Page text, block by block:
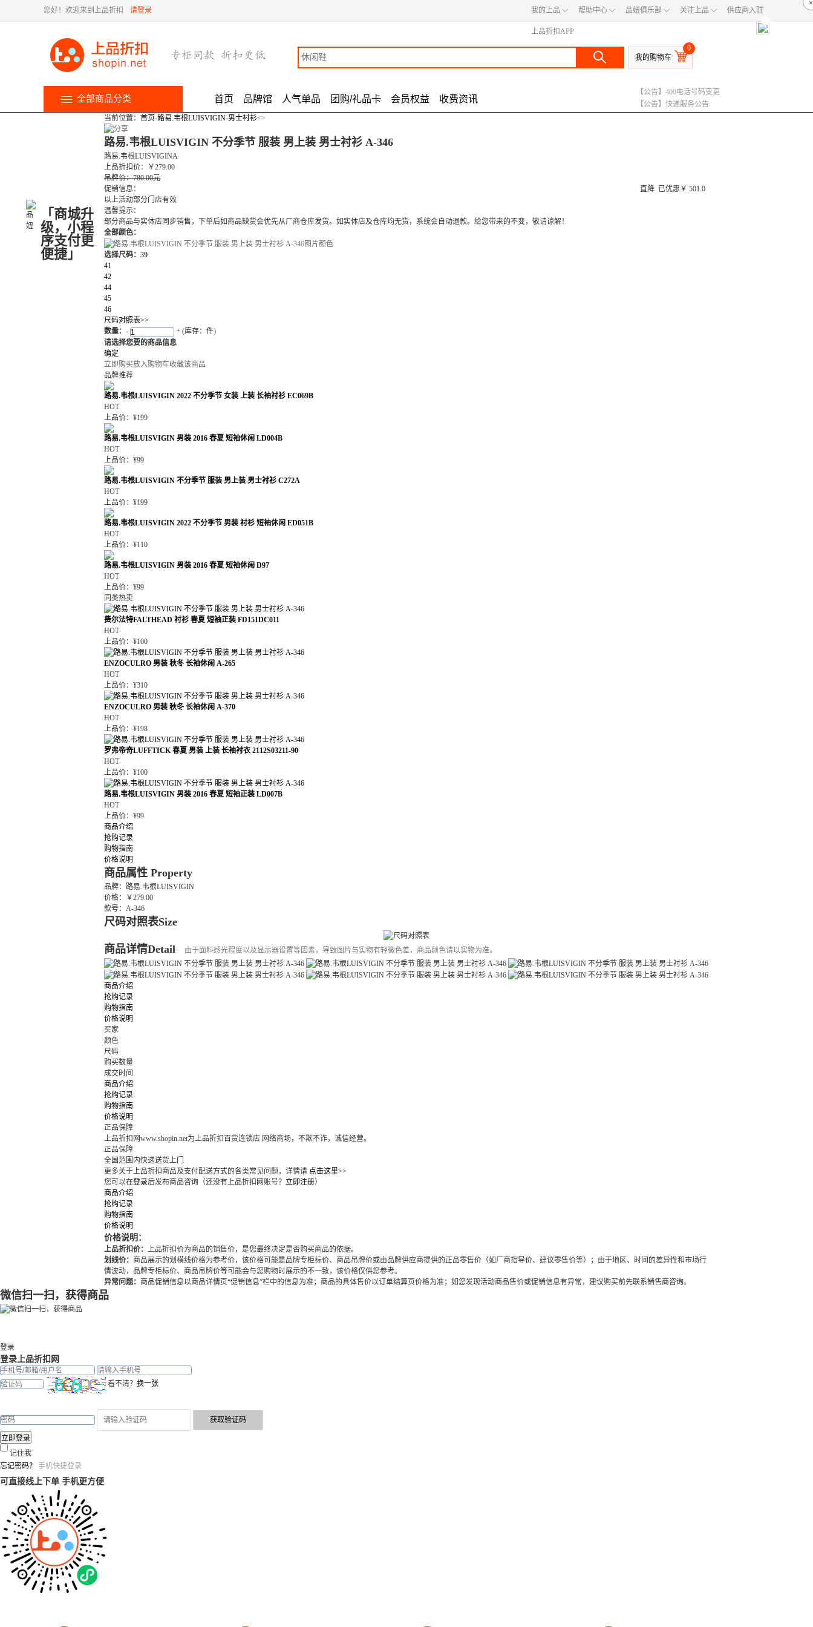
您好！欢迎来到上品折扣 请登录 我的上品 ◇ 帮助中心 ◇ 品妞俱乐部 ◇ 关注上品 ◇ 供应商入驻
上品折扣APP
我的购物车
0
◆
全部商品分类 首页 品牌馆 人气单品 团购/礼品卡 会员权益 收费资讯
【公告】400电话号码变更
【公告】快递服务公告
当前位置： 首页-路易.韦根LUISVIGIN-男士衬衫<>
路易.韦根LUISVIGIN 不分季节 服装 男上装 男士衬衫 A-346
路易.韦根LUISVIGINA
上品折扣价： ￥279.00
吊牌价：780.00元
「商城升
级，小程
序支付更
便捷」
促销信息： 直降 已优惠￥ 501.0
以上活动部分门店有效
温馨提示：
部分商品与实体店同步销售，下单后如商品缺货会优先从厂商仓库发货。如实体店及仓库均无货，系统会自动退款。给您带来的不变，敬请谅解！
全部颜色：
选择尺码： 39
41
42
44
45
46
尺码对照表>>
数量： - + (库存：件)
请选择您要的商品信息
确定
立即购买放入购物车收藏该商品
品牌推荐
路易.韦根LUISVIGIN 2022 不分季节 女装 上装 长袖衬衫 EC069B
HOT
上品价：¥199
路易.韦根LUISVIGIN 男装 2016 春夏 短袖休闲 LD004B
HOT
上品价：¥99
路易.韦根LUISVIGIN 不分季节 服装 男上装 男士衬衫 C272A
HOT
上品价：¥199
路易.韦根LUISVIGIN 2022 不分季节 男装 衬衫 短袖休闲 ED051B
HOT
上品价：¥110
路易.韦根LUISVIGIN 男装 2016 春夏 短袖休闲 D97
HOT
上品价：¥99
同类热卖
费尔法特FALTHEAD 衬衫 春夏 短袖正装 FD151DC011
HOT
上品价：¥100
ENZOCULRO 男装 秋冬 长袖休闲 A-265
HOT
上品价：¥310
ENZOCULRO 男装 秋冬 长袖休闲 A-370
HOT
上品价：¥198
罗弗帝奇LUFFTICK 春夏 男装 上装 长袖衬衣 2112S03211-90
HOT
上品价：¥100
路易.韦根LUISVIGIN 男装 2016 春夏 短袖正装 LD007B
HOT
上品价：¥99
商品介绍
抢购记录
购物指南
价格说明
商品属性 Property
品牌：路易.韦根LUISVIGIN
价格：￥279.00
款号：A-346
尺码对照表Size
商品详情Detail 由于面料感光程度以及显示器设置等因素，导致图片与实物有轻微色差，商品颜色请以实物为准。
商品介绍
抢购记录
购物指南
价格说明
买家
颜色
尺码
购买数量
成交时间
商品介绍
抢购记录
购物指南
价格说明
正品保障
上品折扣网www.shopin.net为上品折扣百货连锁店 网络商场，不欺不诈，诚信经营。
正品保障
全国范围内快递送货上门
更多关于上品折扣商品及支付配送方式的各类常见问题，详情请 点击这里>>
您可以在登录后发布商品咨询（还没有上品折扣网账号？ 立即注册）
商品介绍
抢购记录
购物指南
价格说明
价格说明：
上品折扣价： 上品折扣价为商品的销售价，是您最终决定是否购买商品的依据。
划线价： 商品展示的划横线价格为参考价，该价格可能是品牌专柜标价、商品吊牌价或由品牌供应商提供的正品零售价（如厂商指导价、建议零售价等）；由于地区、时间的差异性和市场行
情波动，品牌专柜标价、商品吊牌价等可能会与您购物时展示的不一致，该价格仅供您参考。
异常问题： 商品促销信息以商品详情页“促销信息”栏中的信息为准；商品的具体售价以订单结算页价格为准；如您发现活动商品售价或促销信息有异常，建议购买前先联系销售商咨询。
微信扫一扫，获得商品
×
登录
登录上品折扣网
看不清？ 换一张
记住我
忘记密码？
手机快捷登录
可直接线上下单 手机更方便